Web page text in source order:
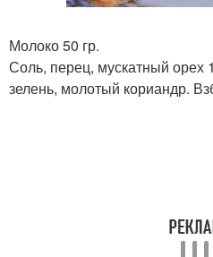
Молоко 50 гр.
Соль, перец, мускатный орех
зелень, молотый кориандр.